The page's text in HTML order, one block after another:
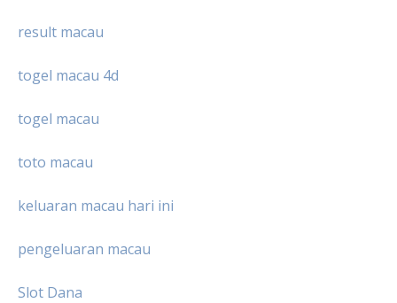
result macau
togel macau 4d
togel macau
toto macau
keluaran macau hari ini
pengeluaran macau
Slot Dana